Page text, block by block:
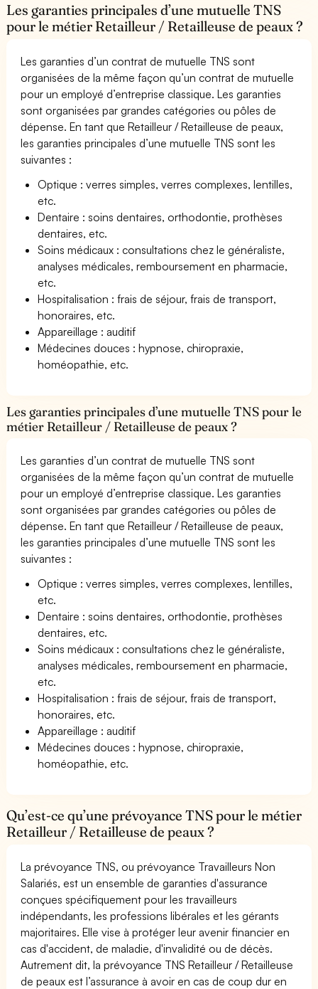
Les garanties principales d’une mutuelle TNS
pour le métier Retailleur / Retailleuse de peaux ?
Les garanties d’un contrat de mutuelle TNS sont
organisées de la même façon qu’un contrat de mutuelle
pour un employé d’entreprise classique. Les garanties
sont organisées par grandes catégories ou pôles de
dépense. En tant que Retailleur / Retailleuse de peaux,
les garanties principales d’une mutuelle TNS sont les
suivantes :
Optique : verres simples, verres complexes, lentilles,
etc.
Dentaire : soins dentaires, orthodontie, prothèses
dentaires, etc.
Soins médicaux : consultations chez le généraliste,
analyses médicales, remboursement en pharmacie,
etc.
Hospitalisation : frais de séjour, frais de transport,
honoraires, etc.
Appareillage : auditif
Médecines douces : hypnose, chiropraxie,
homéopathie, etc.
Les garanties principales d’une mutuelle TNS pour le
métier Retailleur / Retailleuse de peaux ?
Les garanties d’un contrat de mutuelle TNS sont
organisées de la même façon qu’un contrat de mutuelle
pour un employé d’entreprise classique. Les garanties
sont organisées par grandes catégories ou pôles de
dépense. En tant que Retailleur / Retailleuse de peaux,
les garanties principales d’une mutuelle TNS sont les
suivantes :
Optique : verres simples, verres complexes, lentilles,
etc.
Dentaire : soins dentaires, orthodontie, prothèses
dentaires, etc.
Soins médicaux : consultations chez le généraliste,
analyses médicales, remboursement en pharmacie,
etc.
Hospitalisation : frais de séjour, frais de transport,
honoraires, etc.
Appareillage : auditif
Médecines douces : hypnose, chiropraxie,
homéopathie, etc.
Qu’est-ce qu’une prévoyance TNS pour le métier
Retailleur / Retailleuse de peaux ?
La prévoyance TNS, ou prévoyance Travailleurs Non
Salariés, est un ensemble de garanties d'assurance
conçues spécifiquement pour les travailleurs
indépendants, les professions libérales et les gérants
majoritaires. Elle vise à protéger leur avenir financier en
cas d'accident, de maladie, d'invalidité ou de décès.
Autrement dit, la prévoyance TNS Retailleur / Retailleuse
de peaux est l’assurance à avoir en cas de coup dur en